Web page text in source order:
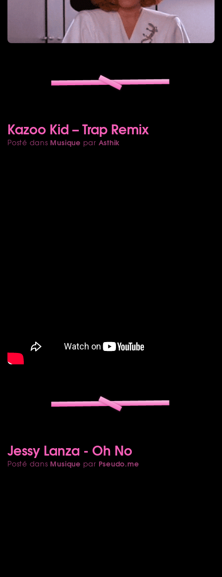
Kazoo Kid – Trap Remix
Posté dans Musique par Asthik
Jessy Lanza - Oh No
Posté dans Musique par Pseudo.me